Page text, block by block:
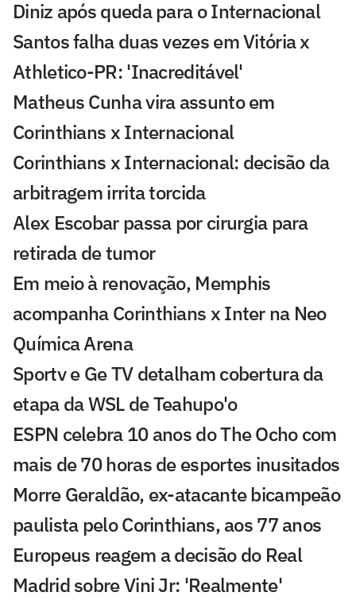
Diniz após queda para o Internacional
Santos falha duas vezes em Vitória x
Athletico-PR: 'Inacreditável'
Matheus Cunha vira assunto em
Corinthians x Internacional
Corinthians x Internacional: decisão da
arbitragem irrita torcida
Alex Escobar passa por cirurgia para
retirada de tumor
Em meio à renovação, Memphis
acompanha Corinthians x Inter na Neo
Química Arena
Sportv e Ge TV detalham cobertura da
etapa da WSL de Teahupo'o
ESPN celebra 10 anos do The Ocho com
mais de 70 horas de esportes inusitados
Morre Geraldão, ex-atacante bicampeão
paulista pelo Corinthians, aos 77 anos
Europeus reagem a decisão do Real
Madrid sobre Vini Jr: 'Realmente'